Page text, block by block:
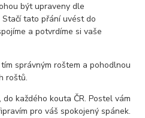
být upraveny dle
tato přání uvést do
a potvrdíme si vaše
správným roštem a pohodlnou
roštů.
každého kouta ČR. Postel vám
pro váš spokojený spánek.